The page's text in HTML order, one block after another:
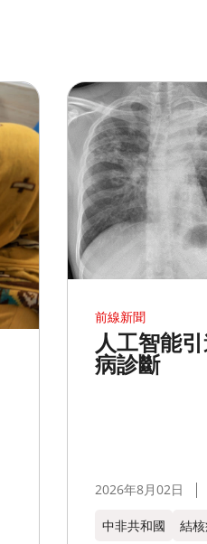
前線新聞
人工智能
病診斷
2026年8月02日
中非共和國 結